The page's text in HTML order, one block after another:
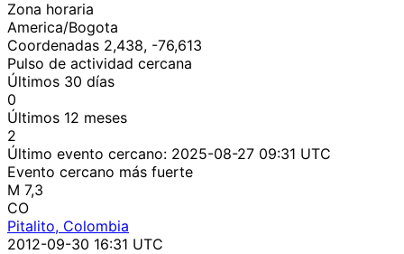
Zona horaria
America/Bogota
Coordenadas 2,438, -76,613
Pulso de actividad cercana
Últimos 30 días
0
Últimos 12 meses
2
Último evento cercano: 2025-08-27 09:31 UTC
Evento cercano más fuerte
M 7,3
CO
Pitalito, Colombia
2012-09-30 16:31 UTC